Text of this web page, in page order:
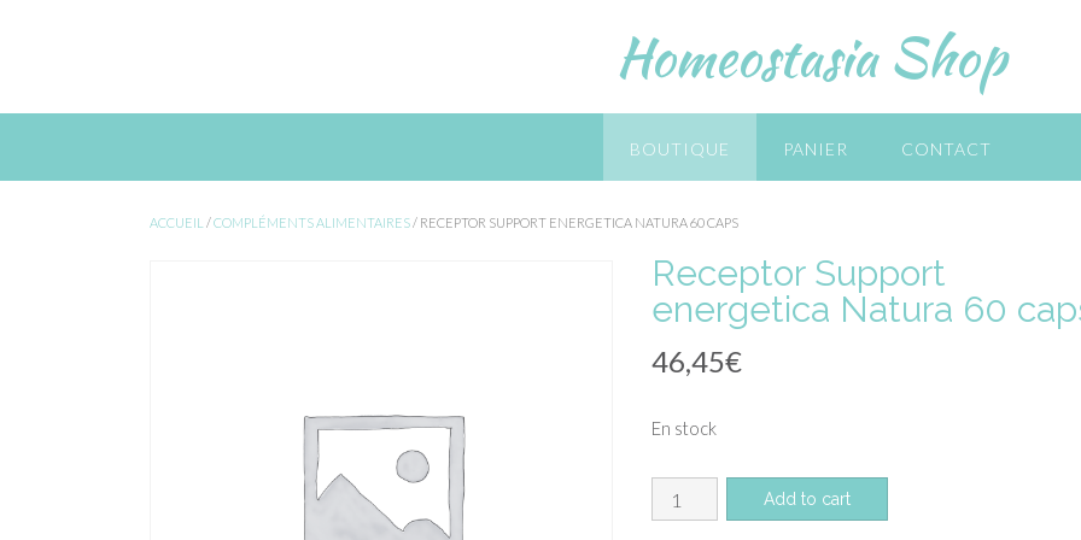
Homeostasia Shop
BOUTIQUE PANIER CONTACT
ACCUEIL /COMPLÉMENTS ALIMENTAIRES/ RECEPTOR SUPPORT ENERGETICA NATURA 60 CAPS
Receptor Support
energetica Natura 60
46,45€
En stock
quantité
de
Add to cart